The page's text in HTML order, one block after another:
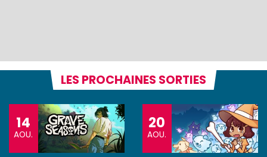
LES PROCHAINES SORTIES
14
AOU.
20
AOU.